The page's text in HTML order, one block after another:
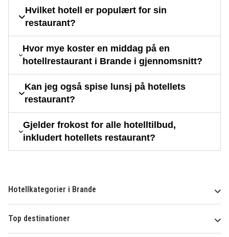
Hvilket hotell er populært for sin
restaurant?
Hvor mye koster en middag på en
hotellrestaurant i Brande i gjennomsnitt?
Kan jeg også spise lunsj på hotellets
restaurant?
Gjelder frokost for alle hotelltilbud,
inkludert hotellets restaurant?
Hotellkategorier i Brande
Top destinationer